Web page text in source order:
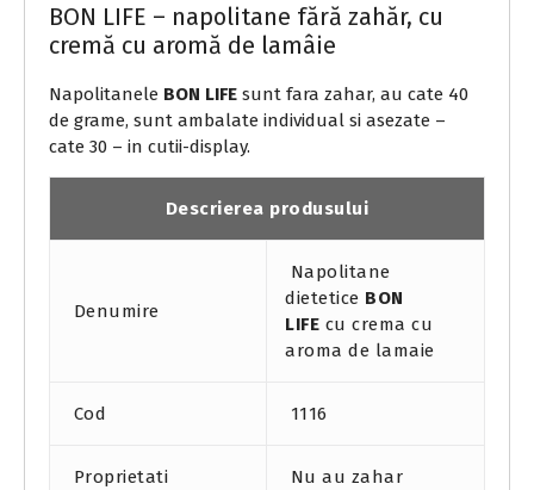
BON LIFE – napolitane fără zahăr, cu
cremă cu aromă de lamâie
Napolitanele BON LIFE sunt fara zahar, au cate 40
de grame, sunt ambalate individual si asezate –
cate 30 – in cutii-display.
Descrierea produsului
Denumire
Napolitane
dietetice BON
LIFE cu crema cu
aroma de lamaie
Cod 1116
Proprietati Nu au zahar